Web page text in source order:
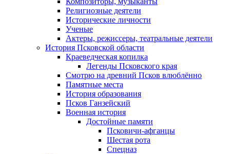
Религиозные деятели
Исторические личности
Ученые
Актеры, режиссеры, театральные деятели
История Псковской области
Краеведческая копилка
Легенды Псковского края
Смотрю на древний Псков влюблённо
Памятные места
История образования
Псков Ганзейский
Военная история
Достойные памяти
Псковичи-афганцы
Шестая рота
Спецназ